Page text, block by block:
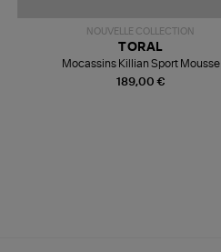
NOUVELLE COLLECTION
189,00 €
TORAL
Mocassins Killian Sport Mousse